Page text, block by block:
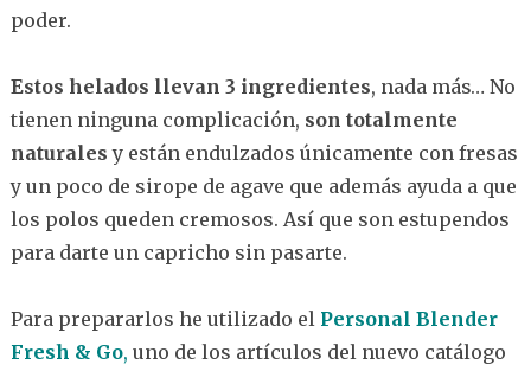
poder.
Estos helados llevan 3 ingredientes, nada más… No
tienen ninguna complicación, son totalmente
naturales y están endulzados únicamente con fresas
y un poco de sirope de agave que además ayuda a que
los polos queden cremosos. Así que son estupendos
para darte un capricho sin pasarte.
Para prepararlos he utilizado el Personal Blender
Fresh & Go, uno de los artículos del nuevo catálogo